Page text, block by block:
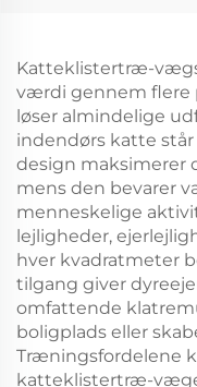
og køkken
Katteklistertræ-
værdi gennem flere
løser almindelige
indendørs katte står
design maksimerer
mens den bevarer
menneskelige
lejligheder,
hver kvadratmeter
tilgang giver
omfattende
boligplads eller
Træningsfordelene
katteklistertræ-